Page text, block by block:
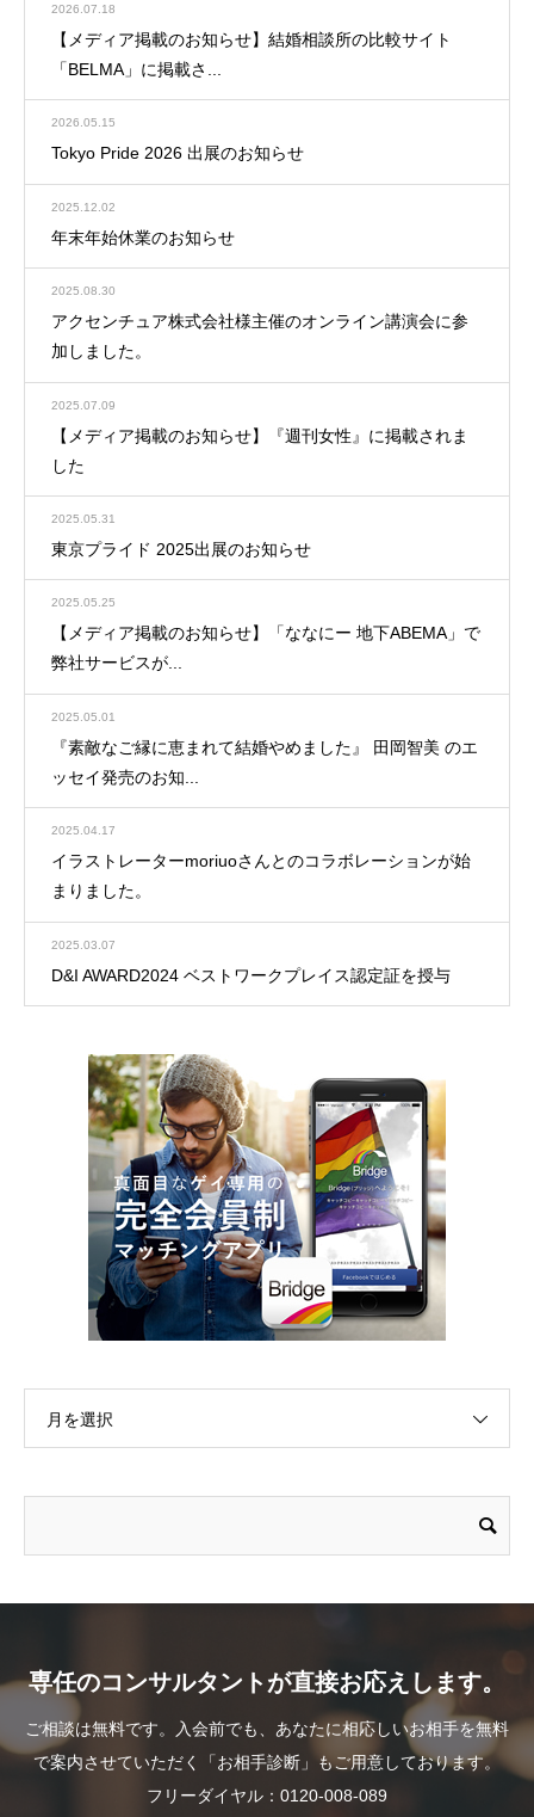
2026.07.18
【メディア掲載のお知らせ】結婚相談所の比較サイト
「BELMA」に掲載さ...
2026.05.15
Tokyo Pride 2026 出展のお知らせ
2025.12.02
年末年始休業のお知らせ
2025.08.30
アクセンチュア株式会社様主催のオンライン講演会に参
加しました。
2025.07.09
【メディア掲載のお知らせ】『週刊女性』に掲載されま
した
2025.05.31
東京プライド 2025出展のお知らせ
2025.05.25
【メディア掲載のお知らせ】「ななにー 地下ABEMA」で
弊社サービスが...
2025.05.01
『素敵なご縁に恵まれて結婚やめました』 田岡智美 のエ
ッセイ発売のお知...
2025.04.17
イラストレーターmoriuoさんとのコラボレーションが始
まりました。
2025.03.07
D&I AWARD2024 ベストワークプレイス認定証を授与
月を選択
専任のコンサルタントが直接お応えします。
ご相談は無料です。入会前でも、あなたに相応しいお相手を無料
で案内させていただく「お相手診断」もご用意しております。
フリーダイヤル：0120-008-089